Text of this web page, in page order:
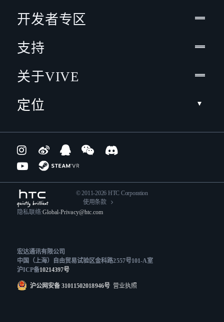
开发者专区
支持
关于VIVE
定位
© 2011-2026 HTC Corporation
使用条款
隐私联络:Global-Privacy@htc.com
宏达通讯有限公司
中国（上海）自由贸易试验区金科路2557号101-A室
沪ICP备10214397号
沪公网安备 31011502018946号营业执照